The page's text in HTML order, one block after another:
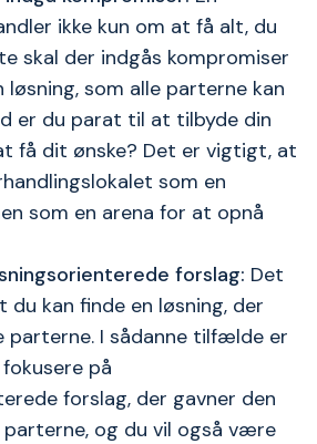
ikke kun om at få alt, du
skal der indgås kompromiser
som alle parterne kan
er du parat til at tilbyde din
få dit ønske? Det er vigtigt, at
som en
som en arena for at opnå
forslag: Det
du kan finde en løsning, der
parterne. I sådanne tilfælde er
på
forslag, der gavner den
og du vil også være